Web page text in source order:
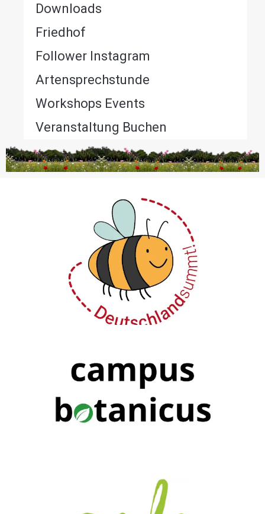
Downloads
Friedhof
Follower Instagram
Artensprechstunde
Workshops Events
Veranstaltung Buchen